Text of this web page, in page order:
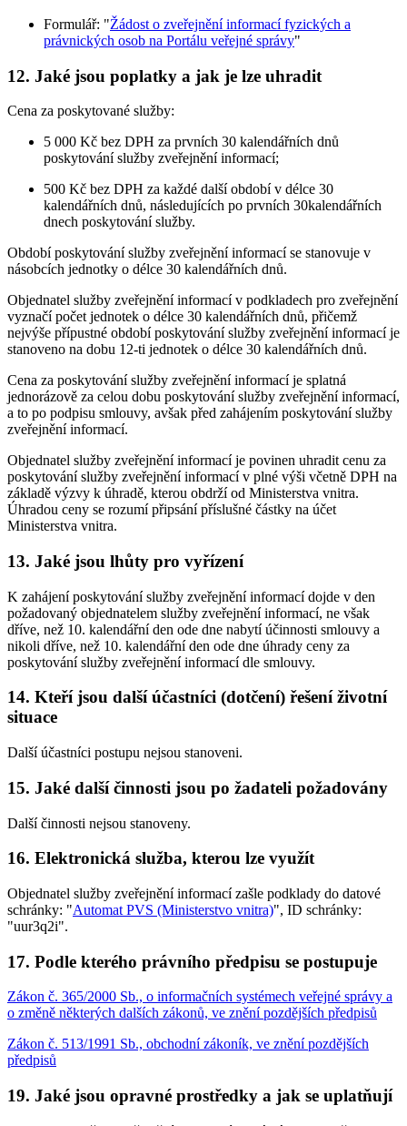
Formulář: "Žádost o zveřejnění informací fyzických a
právnických osob na Portálu veřejné správy"
12. Jaké jsou poplatky a jak je lze uhradit
Cena za poskytované služby:
5 000 Kč bez DPH za prvních 30 kalendářních dnů
poskytování služby zveřejnění informací;
500 Kč bez DPH za každé další období v délce 30
kalendářních dnů, následujících po prvních 30kalendářních
dnech poskytování služby.
Období poskytování služby zveřejnění informací se stanovuje v
násobcích jednotky o délce 30 kalendářních dnů.
Objednatel služby zveřejnění informací v podkladech pro zveřejnění
vyznačí počet jednotek o délce 30 kalendářních dnů, přičemž
nejvýše přípustné období poskytování služby zveřejnění informací je
stanoveno na dobu 12-ti jednotek o délce 30 kalendářních dnů.
Cena za poskytování služby zveřejnění informací je splatná
jednorázově za celou dobu poskytování služby zveřejnění informací,
a to po podpisu smlouvy, avšak před zahájením poskytování služby
zveřejnění informací.
Objednatel služby zveřejnění informací je povinen uhradit cenu za
poskytování služby zveřejnění informací v plné výši včetně DPH na
základě výzvy k úhradě, kterou obdrží od Ministerstva vnitra.
Úhradou ceny se rozumí připsání příslušné částky na účet
Ministerstva vnitra.
13. Jaké jsou lhůty pro vyřízení
K zahájení poskytování služby zveřejnění informací dojde v den
požadovaný objednatelem služby zveřejnění informací, ne však
dříve, než 10. kalendářní den ode dne nabytí účinnosti smlouvy a
nikoli dříve, než 10. kalendářní den ode dne úhrady ceny za
poskytování služby zveřejnění informací dle smlouvy.
14. Kteří jsou další účastníci (dotčení) řešení životní
situace
Další účastníci postupu nejsou stanoveni.
15. Jaké další činnosti jsou po žadateli požadovány
Další činnosti nejsou stanoveny.
16. Elektronická služba, kterou lze využít
Objednatel služby zveřejnění informací zašle podklady do datové
schránky: "Automat PVS (Ministerstvo vnitra)", ID schránky:
"uur3q2i".
17. Podle kterého právního předpisu se postupuje
Zákon č. 365/2000 Sb., o informačních systémech veřejné správy a
o změně některých dalších zákonů, ve znění pozdějších předpisů
Zákon č. 513/1991 Sb., obchodní zákoník, ve znění pozdějších
předpisů
19. Jaké jsou opravné prostředky a jak se uplatňují